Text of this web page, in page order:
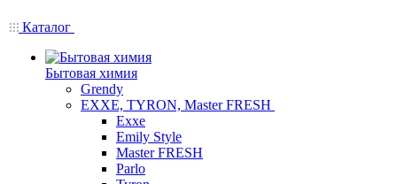
Каталог
Бытовая химия
Grendy
EXXE, TYRON, Master FRESH
Exxe
Emily Style
Master FRESH
Parlo